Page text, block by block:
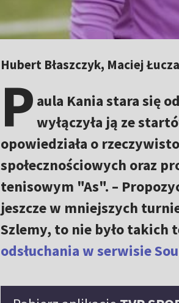
Hubert Błaszczyk, Maciej
P aula Kania stara się
wyłączyła ją ze
opowiedziała o
społecznościowych oraz
tenisowym "As". –
jeszcze w mniejszych
Szlemy, to nie było takich
odsłuchania w serwisie